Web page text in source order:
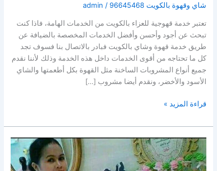
شاي وقهوة بالكويت 96645468
/
admin
تعتبر خدمة قهوجية للعزاء بالكويت من الخدمات الهامة، فاذا كنت
تبحث عن أجود وأحسن وأفضل الخدمات المخصصة بالضيافة عن
طريق خدمة قهوة وشاي بالكويت فبادر بالاتصال بنا فسوف تجد
كل ما تحتاجه من أقوى الخدمات داخل هذه الخدمة وذلك لأننا نقدم
جميع أنواع المشروبات الساخنة مثل القهوة بكل أطعمتها والشاي
الأسود والأخضر، ونقدم أيضا مشروب […]
قراءة المزيد »
افضل
خدمة
ضيافة